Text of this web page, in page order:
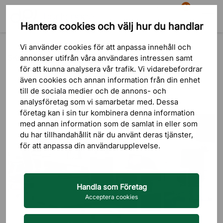
Hantera cookies och välj hur du handlar
Vi använder cookies för att anpassa innehåll och
annonser utifrån våra användares intressen samt
för att kunna analysera vår trafik. Vi vidarebefordrar
även cookies och annan information från din enhet
till de sociala medier och de annons- och
analysföretag som vi samarbetar med. Dessa
företag kan i sin tur kombinera denna information
med annan information som de samlat in eller som
du har tillhandahållit när du använt deras tjänster,
för att anpassa din användarupplevelse.
Handla som Företag
Acceptera cookies
Sök
81
Varukorg Meny
SKRIVBORD